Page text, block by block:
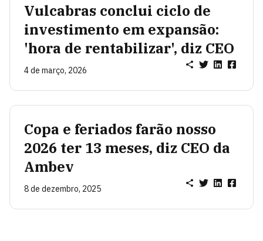
Vulcabras conclui ciclo de
investimento em expansão:
'hora de rentabilizar', diz CEO
4 de março, 2026
Copa e feriados farão nosso
2026 ter 13 meses, diz CEO da
Ambev
8 de dezembro, 2025